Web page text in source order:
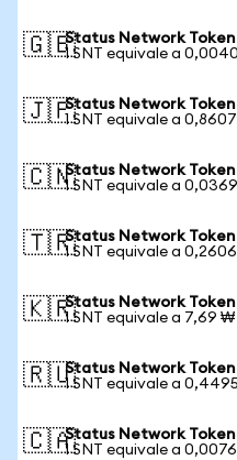
🇬🇧Status Network
1 SNT equivale a
🇯🇵Status Network Token
1 SNT equivale a
🇨🇳Status Network Token
1 SNT equivale a
🇹🇷Status Network
1 SNT equivale a
🇰🇷Status Network Token
1 SNT equivale a 7,69 ₩
🇷🇺Status Network Token
1 SNT equivale a
🇨🇦Status Network
1 SNT equivale a